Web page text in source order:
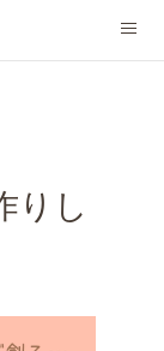
りし